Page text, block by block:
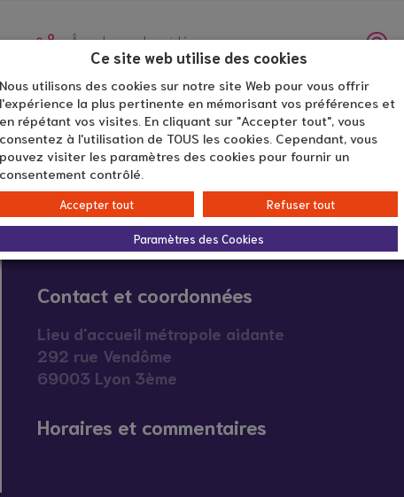
Âge du proche aidé
De 0 à 60 ans
Contact et coordonnées
Lieu d'accueil métropole aidante
292 rue Vendôme
69003 Lyon 3ème
Horaires et commentaires
Ce site web utilise des cookies
Nous utilisons des cookies sur notre site Web pour vous offrir
l'expérience la plus pertinente en mémorisant vos préférences et
en répétant vos visites. En cliquant sur "Accepter tout", vous
consentez à l'utilisation de TOUS les cookies. Cependant, vous
pouvez visiter les paramètres des cookies pour fournir un
consentement contrôlé.
Accepter tout Refuser tout
Paramètres des Cookies